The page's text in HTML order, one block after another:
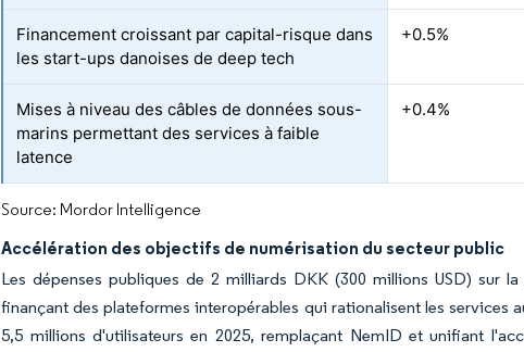
Financement croissant par capital-risque dans
les start-ups danoises de deep tech
+0.5%
Mises à niveau des câbles de données sous-
marins permettant des services à faible
latence
+0.4%
Source: Mordor Intelligence
Accélération des objectifs de numérisation du secteur public
Les dépenses publiques de 2 milliards DKK (300 millions USD) sur
finançant des plateformes interopérables qui rationalisent les
5,5 millions d'utilisateurs en 2025, remplaçant NemID et unifiant